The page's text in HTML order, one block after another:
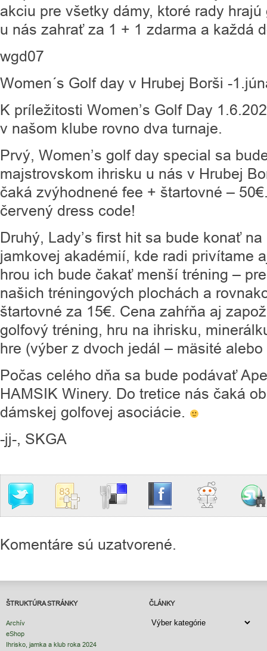
akciu pre všetky dámy, ktoré rady
u nás zahrať za 1 + 1 zdarma a každá
wgd07
Women´s Golf day v Hrubej Borši -
K príležitosti Women’s Golf Day
v našom klube rovno dva turnaje.
Prvý, Women’s golf day special sa
majstrovskom ihrisku u nás v Hrubej
čaká zvýhodnené fee + štartovné –
červený dress code!
Druhý, Lady’s first hit sa bude konať
jamkovej akadémií, kde radi privítame
hrou ich bude čakať menší tréning –
našich tréningových plochách a
štartovné za 15€. Cena zahŕňa aj
golfový tréning, hru na ihrisku,
hre (výber z dvoch jedál – mäsité
Počas celého dňa sa bude podávať
HAMSIK Winery. Do tretice nás čaká
dámskej golfovej asociácie.
-jj-, SKGA
Komentáre sú uzatvorené.
ŠTRUKTÚRA STRÁNKY
Archív
eShop
Ihrisko, jamka a klub roka 2024
ČLÁNKY
ČLÁNKY